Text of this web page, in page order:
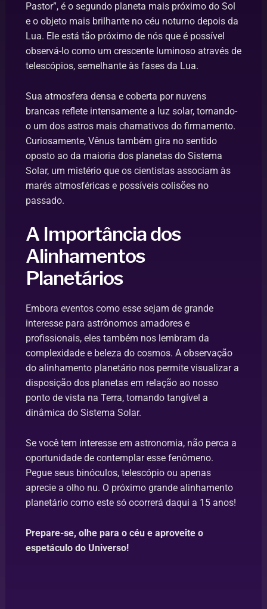
Pastor”, é o segundo planeta mais próximo do Sol
e o objeto mais brilhante no céu noturno depois da
Lua. Ele está tão próximo de nós que é possível
observá-lo como um crescente luminoso através de
telescópios, semelhante às fases da Lua.
Sua atmosfera densa e coberta por nuvens
brancas reflete intensamente a luz solar, tornando-
o um dos astros mais chamativos do firmamento.
Curiosamente, Vênus também gira no sentido
oposto ao da maioria dos planetas do Sistema
Solar, um mistério que os cientistas associam às
marés atmosféricas e possíveis colisões no
passado.
A Importância dos
Alinhamentos
Planetários
Embora eventos como esse sejam de grande
interesse para astrônomos amadores e
profissionais, eles também nos lembram da
complexidade e beleza do cosmos. A observação
do alinhamento planetário nos permite visualizar a
disposição dos planetas em relação ao nosso
ponto de vista na Terra, tornando tangível a
dinâmica do Sistema Solar.
Se você tem interesse em astronomia, não perca a
oportunidade de contemplar esse fenômeno.
Pegue seus binóculos, telescópio ou apenas
aprecie a olho nu. O próximo grande alinhamento
planetário como este só ocorrerá daqui a 15 anos!
Prepare-se, olhe para o céu e aproveite o
espetáculo do Universo!